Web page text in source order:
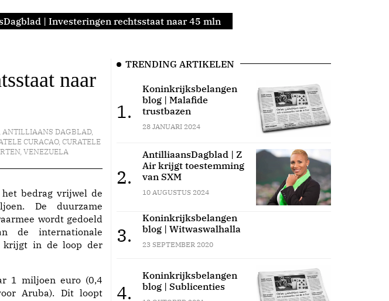
| Investeringen rechtsstaat naar 45 mln
naar
ANTILLIAANS DAGBLAD,
CURACAO,CURATELE
,VENEZUELA
bedrag vrijwel de
De duurzame
wordt gedoeld
de internationale
krijgt in de loop der
1 miljoen euro (0,4
Aruba). Dit loopt
TRENDING ARTIKELEN
1.
Koninkrijksbelangen
blog | Malafide
trustbazen
28 JANUARI 2024
2.
AntilliaansDagblad | Z
Air krijgt toestemming
van SXM
10 AUGUSTUS 2024
3.
Koninkrijksbelangen
blog | Witwaswalhalla
23 SEPTEMBER 2020
4.
Koninkrijksbelangen
blog | Sublicenties